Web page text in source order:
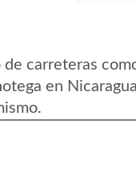
carreteras
en